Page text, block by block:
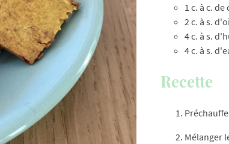
1 c. à c.
2 c. à s.
4 c. à s.
4 c. à s.
Recette
Mélanger